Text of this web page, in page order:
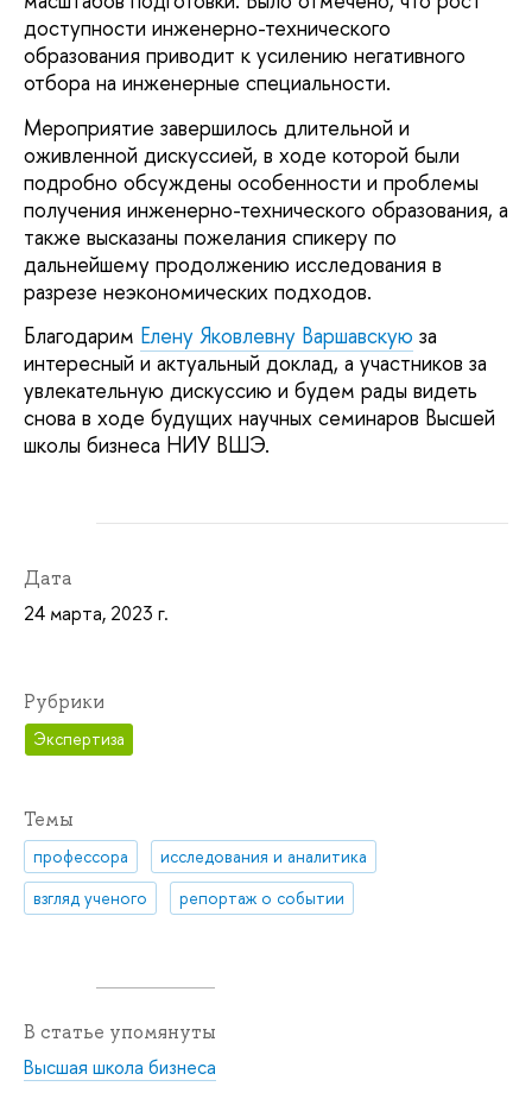
доступности инженерно-технического
образования приводит к усилению негативного
отбора на инженерные специальности.
Мероприятие завершилось длительной и
оживленной дискуссией, в ходе которой были
подробно обсуждены особенности и проблемы
получения инженерно-технического образования, а
также высказаны пожелания спикеру по
дальнейшему продолжению исследования в
разрезе неэкономических подходов.
Благодарим Елену Яковлевну Варшавскую за
интересный и актуальный доклад, а участников за
увлекательную дискуссию и будем рады видеть
снова в ходе будущих научных семинаров Высшей
школы бизнеса НИУ ВШЭ.
Дата
24 марта, 2023 г.
Рубрики
Экспертиза
Темы
профессора
исследования и аналитика
взгляд ученого
репортаж о событии
В статье упомянуты
Высшая школа бизнеса